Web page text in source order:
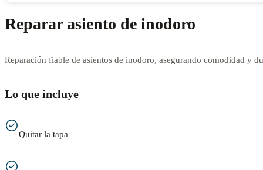
Reparar asiento de inodoro
Reparación fiable de asientos de inodoro, asegurando comodidad y
Lo que incluye
Quitar la tapa